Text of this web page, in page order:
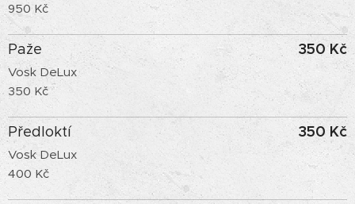
950 Kč
Paže
Vosk DeLux
350 Kč
350 Kč
Předloktí
Vosk DeLux
400 Kč
350 Kč